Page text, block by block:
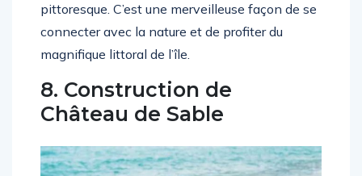
pittoresque. C’est une merveilleuse façon de se
connecter avec la nature et de profiter du
magnifique littoral de l’île.
8. Construction de
Château de Sable